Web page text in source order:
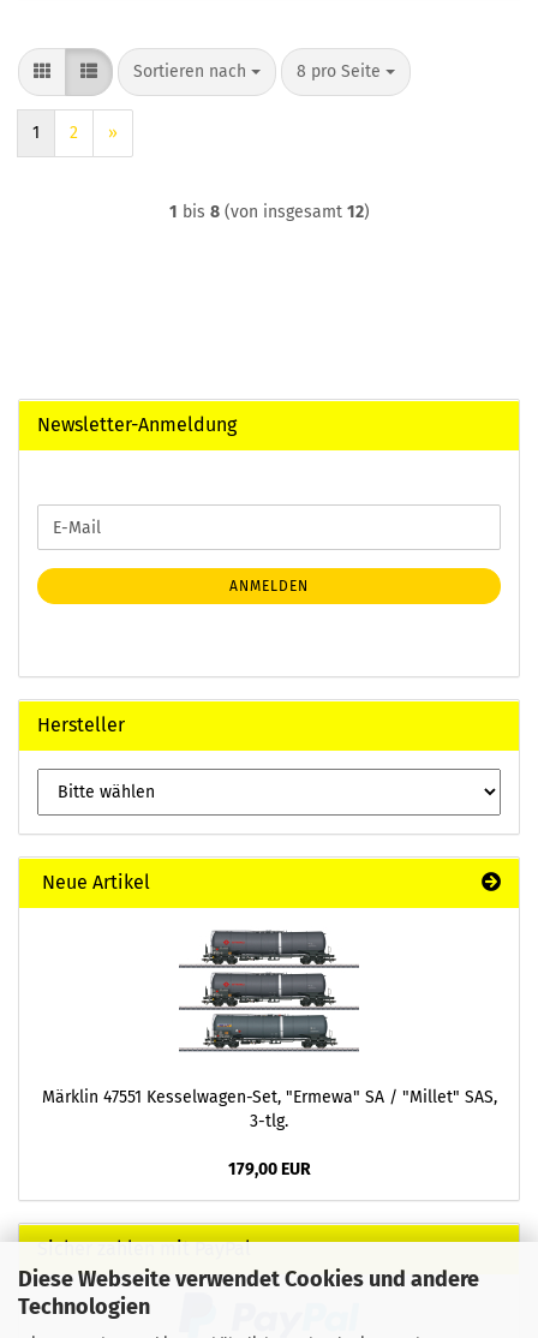
Diese Webseite verwendet Cookies und andere
Technologien
Sortieren nach
Sortieren nach 8 pro Seite
pro Seite
1 2 »
1 bis 8(von insgesamt 12)
Newsletter-Anmeldung
ZUR
ANMELDUNG
E-
Mail
ANMELDEN
Hersteller
Neue Artikel
Märklin 47551 Kesselwagen-Set, "Ermewa" SA / "Millet" SAS,
3-tlg.
179,00 EUR
Sicher zahlen mit PayPal